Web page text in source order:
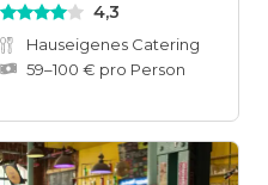
4,3
Hauseigenes Catering
59–100 € pro Person